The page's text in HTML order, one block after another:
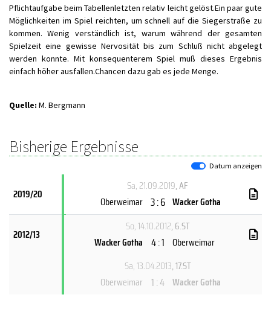
Pflichtaufgabe beim Tabellenletzten relativ leicht gelöst.Ein paar gute
Möglichkeiten im Spiel reichten, um schnell auf die Siegerstraße zu
kommen. Wenig verständlich ist, warum während der gesamten
Spielzeit eine gewisse Nervosität bis zum Schluß nicht abgelegt
werden konnte. Mit konsequenterem Spiel muß dieses Ergebnis
einfach höher ausfallen.Chancen dazu gab es jede Menge.
Quelle: M. Bergmann
Bisherige Ergebnisse
Datum anzeigen
2019/20
Sa, 21.09.2019, AF
Oberweimar 3 : 6 Wacker Gotha
2012/13
So, 14.10.2012, 6.ST
Wacker Gotha 4 : 1 Oberweimar
Sa, 13.04.2013, 17.ST
Oberweimar 1 : 4 Wacker Gotha